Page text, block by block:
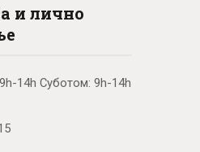
и лично
14h Суботом: 9h-14h